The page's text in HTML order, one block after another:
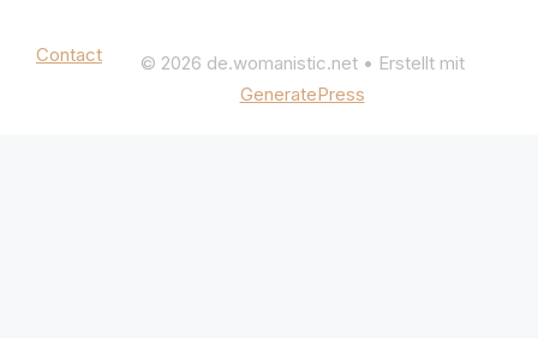
Contact © 2026 de.womanistic.net• Erstellt mit
GeneratePress